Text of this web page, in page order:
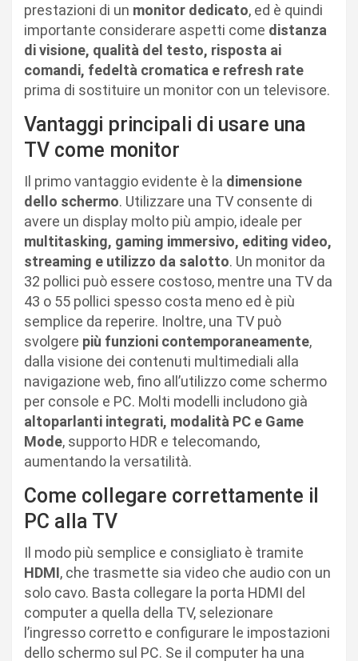
prestazioni di un monitor dedicato, ed è quindi
importante considerare aspetti come distanza
di visione, qualità del testo, risposta ai
comandi, fedeltà cromatica e refresh rate
prima di sostituire un monitor con un televisore.
Vantaggi principali di usare una
TV come monitor
Il primo vantaggio evidente è la dimensione
dello schermo. Utilizzare una TV consente di
avere un display molto più ampio, ideale per
multitasking, gaming immersivo, editing video,
streaming e utilizzo da salotto. Un monitor da
32 pollici può essere costoso, mentre una TV da
43 o 55 pollici spesso costa meno ed è più
semplice da reperire. Inoltre, una TV può
svolgere più funzioni contemporaneamente,
dalla visione dei contenuti multimediali alla
navigazione web, fino all’utilizzo come schermo
per console e PC. Molti modelli includono già
altoparlanti integrati, modalità PC e Game
Mode, supporto HDR e telecomando,
aumentando la versatilità.
Come collegare correttamente il
PC alla TV
Il modo più semplice e consigliato è tramite
HDMI, che trasmette sia video che audio con un
solo cavo. Basta collegare la porta HDMI del
computer a quella della TV, selezionare
l’ingresso corretto e configurare le impostazioni
dello schermo sul PC. Se il computer ha una